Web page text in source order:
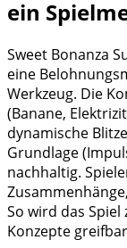
ein
Sweet Bonanza
eine
Werkzeug. Die
(Banane,
dynamische
Grundlage
nachhaltig.
So wird das
Konzepte